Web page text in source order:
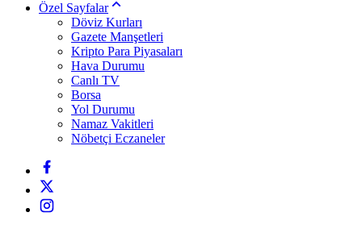
Özel Sayfalar
Döviz Kurları
Gazete Manşetleri
Kripto Para Piyasaları
Hava Durumu
Canlı TV
Borsa
Yol Durumu
Namaz Vakitleri
Nöbetçi Eczaneler